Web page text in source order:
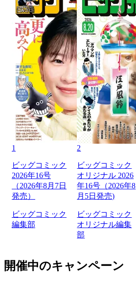
1
ビッグコミック
2026年16号
（2026年8月7日
発売）
ビッグコミック
編集部
2
ビッグコミック
オリジナル 2026
年16号（2026年8
月5日発売)
ビッグコミック
オリジナル編集
部
開催中のキャンペーン